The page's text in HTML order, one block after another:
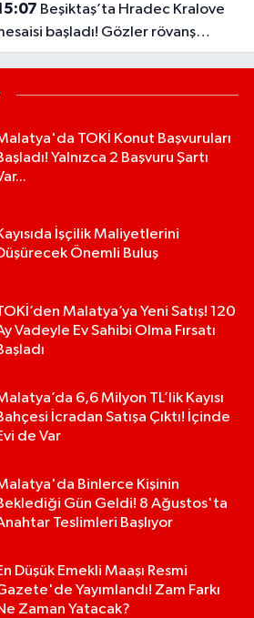
başladı! Gözler rövanş
TOKİ Konut Başvuruları
Yalnızca 2 Başvuru Şartı
İşçilik Maliyetlerini
Önemli Buluş
Malatya’ya Yeni Satış! 120
Vadeyle Ev Sahibi Olma Fırsatı
6,6 Milyon TL’lik Kayısı
İcradan Satışa Çıktı! İçinde
de Var
Binlerce Kişinin
Gün Geldi! 8 Ağustos'ta
Teslimleri Başlıyor
Düşük Emekli Maaşı Resmi
Yayımlandı! Zam Farkı
Zaman Yatacak?